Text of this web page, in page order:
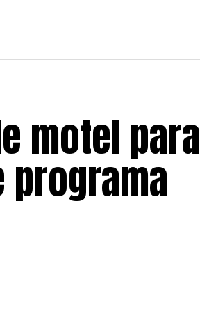
motel para
programa